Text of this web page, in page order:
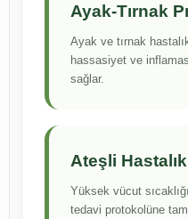
Ayak-Tırnak
Ayak ve tırnak
hassasiyet ve
sağlar.
Ateşli
Yüksek vücut
tedavi protokolüne